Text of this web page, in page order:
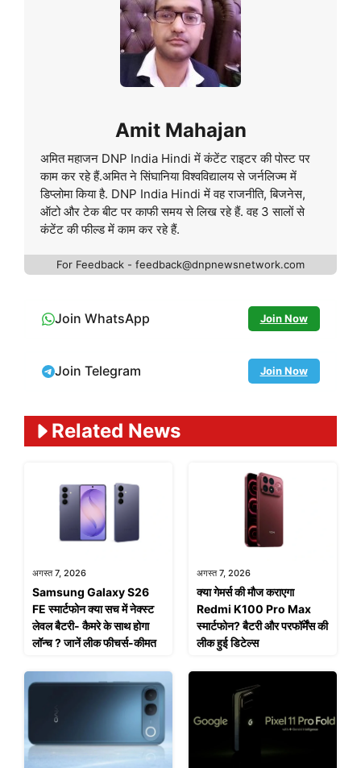
Amit Mahajan
अमित महाजन DNP India Hindi में कंटेंट राइटर की पोस्ट पर
काम कर रहे हैं.अमित ने सिंघानिया विश्वविद्यालय से जर्नलिज्म में
डिप्लोमा किया है. DNP India Hindi में वह राजनीति, बिजनेस,
ऑटो और टेक बीट पर काफी समय से लिख रहे हैं. वह 3 सालों से
कंटेंट की फील्ड में काम कर रहे हैं.
For Feedback - feedback@dnpnewsnetwork.com
Join WhatsApp Join Now
Join Telegram Join Now
Related News
अगस्त 7, 2026
Samsung Galaxy S26
FE स्मार्टफोन क्या सच में नेक्स्ट
लेवल बैटरी- कैमरे के साथ होगा
लॉन्च ? जानें लीक फीचर्स-कीमत
अगस्त 7, 2026
क्या गेमर्स की मौज कराएगा
Redmi K100 Pro Max
स्मार्टफोन? बैटरी और परफॉर्मेंस की
लीक हुई डिटेल्स